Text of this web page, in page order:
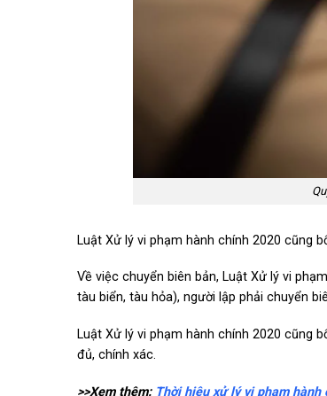
Luật Xử lý vi phạm hành chính 2020 cũng
Về việc chuyển biên bản, Luật Xử lý vi
tàu biển, tàu hỏa), người lập phải chuyển
Luật Xử lý vi phạm hành chính 2020 cũng
đủ, chính xác.
>>Xem thêm: Thời hiệu xử lý vi phạm